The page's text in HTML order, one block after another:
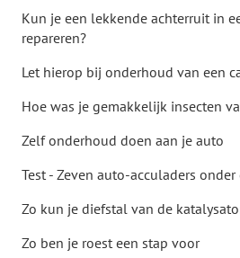
Kun je een lekkende achterruit in
repareren?
Let hierop bij onderhoud van een
Hoe was je gemakkelijk insecten
Zelf onderhoud doen aan je auto
Test - Zeven auto-acculaders
Zo kun je diefstal van de
Zo ben je roest een stap voor